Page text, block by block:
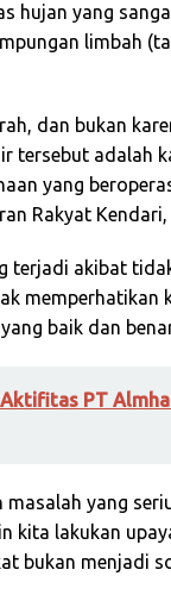
hujan yang
limbah
dan bukan
tersebut adalah
yang
Rakyat
terjadi akibat
baik dan
Aktifitas PT
masalah yang
kita lakukan
bukan menjadi